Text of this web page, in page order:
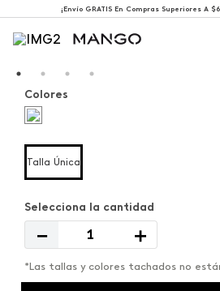
¡Envío GRATIS En Compras Superiores A
Colores
Talla Única
＋
－
*Las tallas y colores tachados no